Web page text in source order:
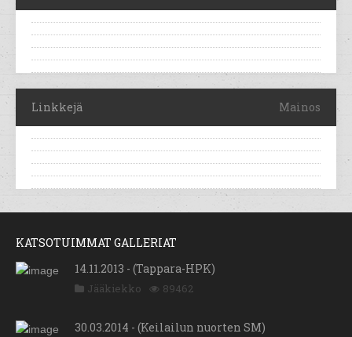
Linkkejä Mainos
KATSOTUIMMAT GALLERIAT
14.11.2013 - (Tappara-HPK)
Jääkiekko 89462
30.03.2014 - (Keilailun nuorten SM)